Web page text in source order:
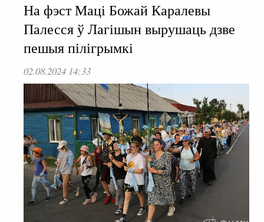
На фэст Маці Божай Каралевы
Палесся ў Лагішын вырушаць дзве
пешыя пілігрымкі
02.08.2024 14:33